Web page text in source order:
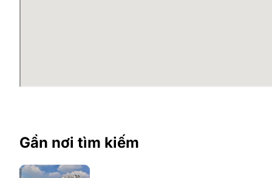
Gần nơi tìm kiếm